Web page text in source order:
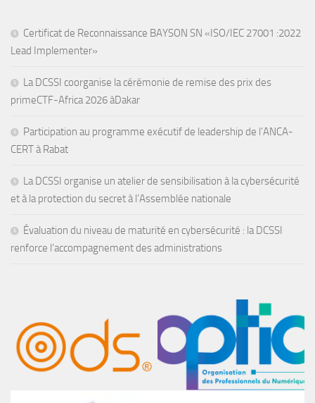
Certificat de Reconnaissance BAYSON SN «ISO/IEC 27001 :2022
Lead Implementer»
La DCSSI coorganise la cérémonie de remise des prix des
primeCTF-Africa 2026 àDakar
Participation au programme exécutif de leadership de l’ANCA-
CERT à Rabat
La DCSSI organise un atelier de sensibilisation à la cybersécurité
et à la protection du secret à l’Assemblée nationale
Évaluation du niveau de maturité en cybersécurité : la DCSSI
renforce l’accompagnement des administrations